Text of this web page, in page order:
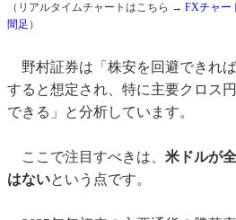
（リアルタイムチャートはこちら → FXチャー
間足 ）
野村証券は「株安を回避できれ
すると想定され、特に主要クロス
できる」と分析しています。
ここで注目すべきは、 米ドルが
はないという点です。